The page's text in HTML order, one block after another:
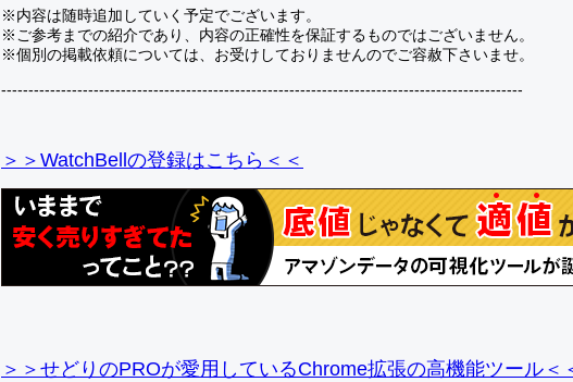
※内容は随時追加していく予定でございます。
※ご参考までの紹介であり、内容の正確性を保証するものではございません。
※個別の掲載依頼については、お受けしておりませんのでご容赦下さいませ。
------------------------------------------------------------------------------------------------
＞＞WatchBellの登録はこちら＜＜
＞＞せどりのPROが愛用しているChrome拡張の高機能ツール＜